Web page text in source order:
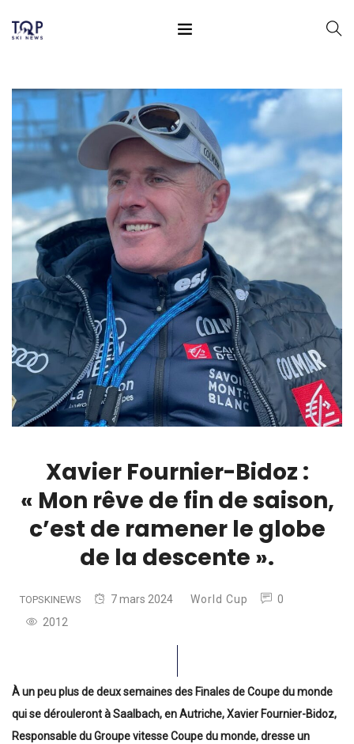
Xavier Fournier-Bidoz :
« Mon rêve de fin de saison,
c’est de ramener le globe
de la descente ».
TOPSKINEWS 7 mars 2024 World Cup
0
2012
À un peu plus de deux semaines des Finales de Coupe du monde
qui se dérouleront à Saalbach, en Autriche, Xavier Fournier-Bidoz,
Responsable du Groupe vitesse Coupe du monde, dresse un